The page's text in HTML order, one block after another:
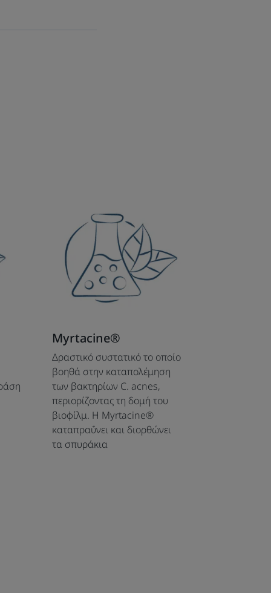
Myrtacine®
Δραστικό συστατικό το οποίο
βοηθά στην καταπολέμηση
των βακτηρίων C. acnes,
περιορίζοντας τη δομή του
βιοφίλμ. Η Myrtacine®
καταπραΰνει και διορθώνει
τα σπυράκια